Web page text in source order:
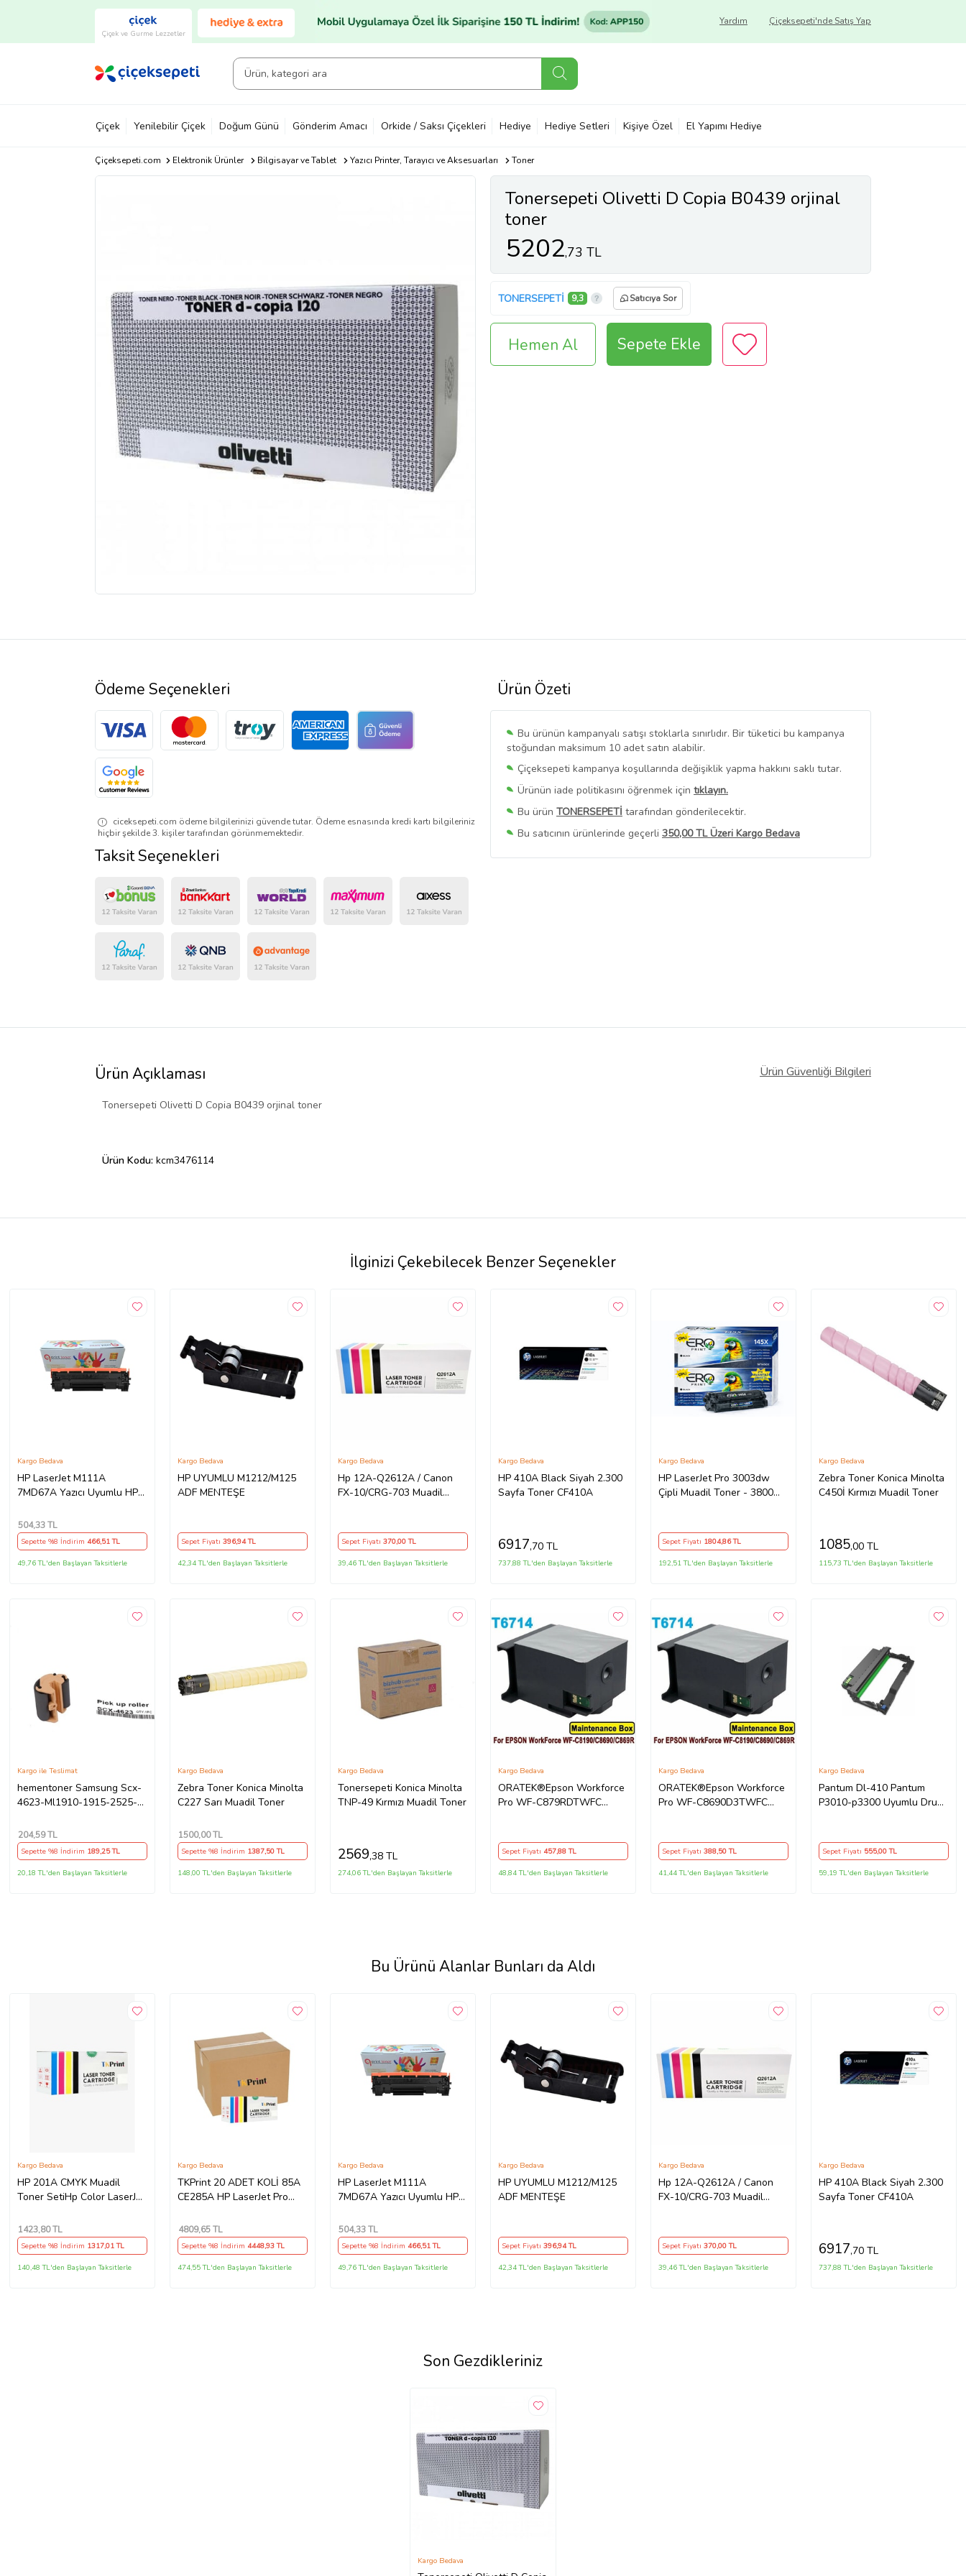
Çiçek ve Gurme Lezzetler
Çiçeksepeti'nde Satış Yap
Yardım
Çiçek Yenilebilir Çiçek Doğum Günü Gönderim Amacı Orkide / Saksı Çiçekleri Hediye Hediye Setleri Kişiye Özel El Yapımı Hediye
Çiçeksepeti.com Elektronik Ürünler Bilgisayar ve Tablet Yazıcı Printer, Tarayıcı ve Aksesuarları Toner
Tonersepeti Olivetti D Copia B0439 orjinal
toner
5202,73 TL
TONERSEPETİ 9,3 Satıcıya Sor
Hemen Al Sepete Ekle
Ürün Özeti
Bu ürünün kampanyalı satışı stoklarla sınırlıdır. Bir tüketici bu kampanya
stoğundan maksimum 10 adet satın alabilir.
Çiçeksepeti kampanya koşullarında değişiklik yapma hakkını saklı tutar.
Ürünün iade politikasını öğrenmek için tıklayın.
Bu ürün TONERSEPETİ tarafından gönderilecektir.
Bu satıcının ürünlerinde geçerli 350,00 TL Üzeri Kargo Bedava
Bu SatıcınınTüm Ürünlerini Görüntüle
Ödeme Seçenekleri
ciceksepeti.com ödeme bilgilerinizi güvende tutar. Ödeme esnasında kredi kartı bilgileriniz
hiçbir şekilde 3. kişiler tarafından görünmemektedir.
Taksit Seçenekleri
Ürün Açıklaması Ürün Güvenliği Bilgileri
Tonersepeti Olivetti D Copia B0439 orjinal toner
Ürün Kodu: kcm3476114
İlginizi Çekebilecek Benzer Seçenekler
HP LaserJet M111A
7MD67A Yazıcı Uyumlu HP
Toner (Siyah)
Kargo Bedava
504,33 TL
Sepette %8 İndirim 466,51 TL
49,76 TL'den Başlayan Taksitlerle
HP UYUMLU M1212/M125
ADF MENTEŞE
Kargo Bedava
Sepet Fiyatı 396,94 TL
42,34 TL'den Başlayan Taksitlerle
Hp 12A-Q2612A / Canon
FX-10/CRG-703 Muadil
Kargo Bedava
Sepet Fiyatı 370,00 TL
39,46 TL'den Başlayan Taksitlerle
HP 410A Black Siyah 2.300
Sayfa Toner CF410A
Kargo Bedava
6917,70 TL
737,88 TL'den Başlayan Taksitlerle
HP LaserJet Pro 3003dw
Çipli Muadil Toner - 3800
Kargo Bedava
Sepet Fiyatı 1804,86 TL
192,51 TL'den Başlayan Taksitlerle
Zebra Toner Konica Minolta
C450İ Kırmızı Muadil Toner
Kargo Bedava
1085,00 TL
115,73 TL'den Başlayan Taksitlerle
hementoner Samsung Scx-
4623-Ml1910-1915-2525-
Pateni (Pickup Roller)
Kargo ile Teslimat
204,59 TL
Sepette %8 İndirim 189,25 TL
20,18 TL'den Başlayan Taksitlerle
Zebra Toner Konica Minolta
C227 Sarı Muadil Toner
Kargo Bedava
1500,00 TL
Sepette %8 İndirim 1387,50 TL
148,00 TL'den Başlayan Taksitlerle
Tonersepeti Konica Minolta
TNP-49 Kırmızı Muadil Toner
Kargo Bedava
2569,38 TL
274,06 TL'den Başlayan Taksitlerle
ORATEK®Epson Workforce
Pro WF-C879RDTWFC
Kargo Bedava
Sepet Fiyatı 457,88 TL
48,84 TL'den Başlayan Taksitlerle
ORATEK®Epson Workforce
Pro WF-C8690D3TWFC
Kargo Bedava
Sepet Fiyatı388,50 TL
41,44 TL'den Başlayan Taksitlerle
Pantum Dl-410 Pantum
P3010-p3300 Uyumlu Drum
Kargo Bedava
Sepet Fiyatı 555,00 TL
59,19 TL'den Başlayan Taksitlerle
Bu Ürünü Alanlar Bunları da Aldı
HP 201A CMYK Muadil
Toner SetiHp Color LaserJet
Kargo Bedava
1423,80 TL
Sepette %8 İndirim 1317,01 TL
140,48 TL'den Başlayan Taksitlerle
TKPrint 20 ADET KOLİ 85A
CE285A HP LaserJet Pro
Kargo Bedava
4809,65 TL
Sepette %8 İndirim 4448,93 TL
474,55 TL'den Başlayan Taksitlerle
HP LaserJet M111A
7MD67A Yazıcı Uyumlu HP
Toner (Siyah)
Kargo Bedava
504,33 TL
Sepette %8 İndirim 466,51 TL
49,76 TL'den Başlayan Taksitlerle
HP UYUMLU M1212/M125
ADF MENTEŞE
Kargo Bedava
Sepet Fiyatı 396,94 TL
42,34 TL'den Başlayan Taksitlerle
Hp 12A-Q2612A / Canon
FX-10/CRG-703 Muadil
Kargo Bedava
Sepet Fiyatı370,00 TL
39,46 TL'den Başlayan Taksitlerle
HP 410A Black Siyah 2.300
Sayfa Toner CF410A
Kargo Bedava
6917,70 TL
737,88 TL'den Başlayan Taksitlerle
Son Gezdikleriniz
Kargo Bedava